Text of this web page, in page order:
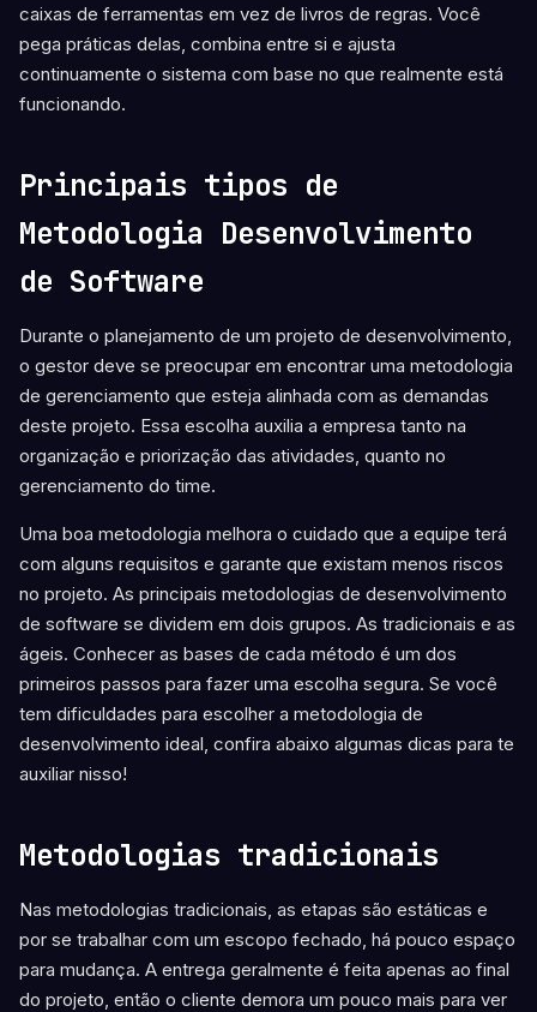
caixas de ferramentas em vez de livros de regras. Você
pega práticas delas, combina entre si e ajusta
continuamente o sistema com base no que realmente está
funcionando.
Principais tipos de
Metodologia Desenvolvimento
de Software
Durante o planejamento de um projeto de desenvolvimento,
o gestor deve se preocupar em encontrar uma metodologia
de gerenciamento que esteja alinhada com as demandas
deste projeto. Essa escolha auxilia a empresa tanto na
organização e priorização das atividades, quanto no
gerenciamento do time.
Uma boa metodologia melhora o cuidado que a equipe terá
com alguns requisitos e garante que existam menos riscos
no projeto. As principais metodologias de desenvolvimento
de software se dividem em dois grupos. As tradicionais e as
ágeis. Conhecer as bases de cada método é um dos
primeiros passos para fazer uma escolha segura. Se você
tem dificuldades para escolher a metodologia de
desenvolvimento ideal, confira abaixo algumas dicas para te
auxiliar nisso!
Metodologias tradicionais
Nas metodologias tradicionais, as etapas são estáticas e
por se trabalhar com um escopo fechado, há pouco espaço
para mudança. A entrega geralmente é feita apenas ao final
do projeto, então o cliente demora um pouco mais para ver